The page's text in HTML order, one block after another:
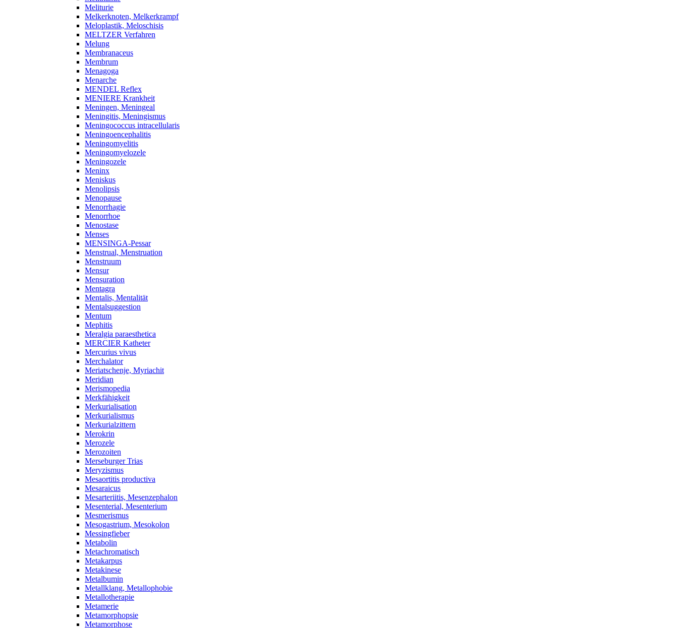
Meliturie
Melkerknoten, Melkerkrampf
Meloplastik, Meloschisis
MELTZER Verfahren
Melung
Membranaceus
Membrum
Menagoga
Menarche
MENDEL Reflex
MENIERE Krankheit
Meningen, Meningeal
Meningitis, Meningismus
Meningococcus intracellularis
Meningoencephalitis
Meningomyelitis
Meningomyelozele
Meningozele
Meninx
Meniskus
Menolipsis
Menopause
Menorrhagie
Menorrhoe
Menostase
Menses
MENSINGA-Pessar
Menstrual, Menstruation
Menstruum
Mensur
Mensuration
Mentagra
Mentalis, Mentalität
Mentalsuggestion
Mentum
Mephitis
Meralgia paraesthetica
MERCIER Katheter
Mercurius vivus
Merchalator
Meriatschenje, Myriachit
Meridian
Merismopedia
Merkfähigkeit
Merkurialisation
Merkurialismus
Merkurialzittern
Merokrin
Merozele
Merozoiten
Merseburger Trias
Meryzismus
Mesaortitis productiva
Mesaraicus
Mesarteriitis, Mesenzephalon
Mesenterial, Mesenterium
Mesmerismus
Mesogastrium, Mesokolon
Messingfieber
Metabolin
Metachromatisch
Metakarpus
Metakinese
Metalbumin
Metallklang, Metallophobie
Metallotherapie
Metamerie
Metamorphopsie
Metamorphose